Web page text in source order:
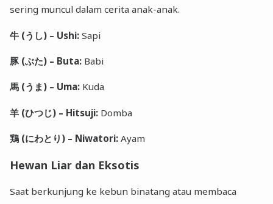
sering muncul dalam cerita anak-anak.
牛 (うし) – Ushi: Sapi
豚 (ぶた) – Buta: Babi
馬 (うま) – Uma: Kuda
羊 (ひつじ) – Hitsuji: Domba
鶏 (にわとり) – Niwatori: Ayam
Hewan Liar dan Eksotis
Saat berkunjung ke kebun binatang atau membaca